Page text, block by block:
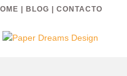
BLOG CONTACTO